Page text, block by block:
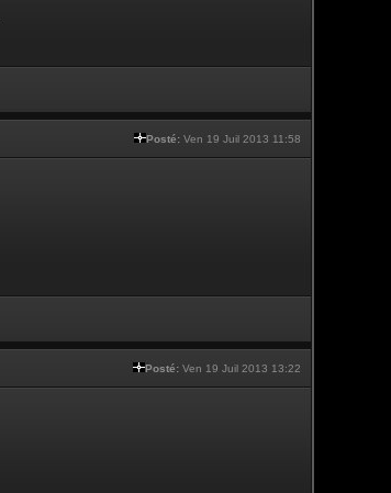
Posté: Ven 19 Juil 2013 11:58
Posté: Ven 19 Juil 2013 13:22